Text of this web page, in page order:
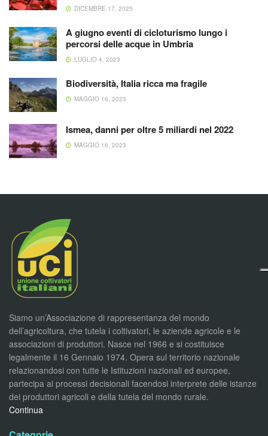
DICEMBRE 17, 2025
A giugno eventi di cicloturismo lungo i
percorsi delle acque in Umbria
LUGLIO 4, 2023
Biodiversità, Italia ricca ma fragile
MAGGIO 16, 2023
Ismea, danni per oltre 5 miliardi nel 2022
MAGGIO 16, 2023
Siamo un’Associazione di rappresentanza del mondo
dell’agricoltura, che tutela i coltivatori, le aziende agricole e le
associazioni di produttori. Nasce nel 1966 e si costituisce
legalmente il 16 Gennaio 1974. Opera sul territorio nazionale
relazionandosi con tutte le Istituzioni nazionali ed europee,
partecipa ai processi decisionali facendosi interprete delle istanze
dei produttori agricoli e della tutela del mondo rurale.
Continua